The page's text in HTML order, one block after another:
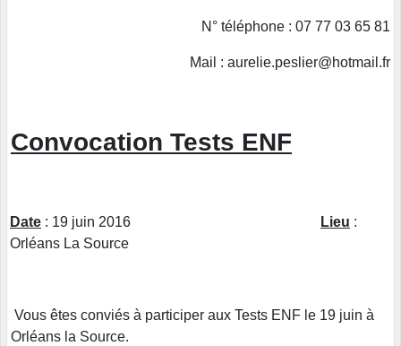
N° téléphone : 07 77 03 65 81
Mail : aurelie.peslier@hotmail.fr
Convocation Tests ENF
Date : 19 juin 2016 Lieu :
Orléans La Source
Vous êtes conviés à participer aux Tests ENF le 19 juin à
Orléans la Source.